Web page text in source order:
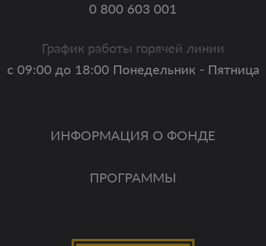
ИНФОРМАЦИЯ О ФОНДЕ
ПРОГРАММЫ
0 800 603 001
График работы горячей линии
с 09:00 до 18:00 Понедельник - Пятница